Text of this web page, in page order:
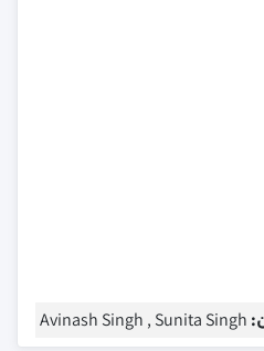
Avinash Singh , Sunita Singh